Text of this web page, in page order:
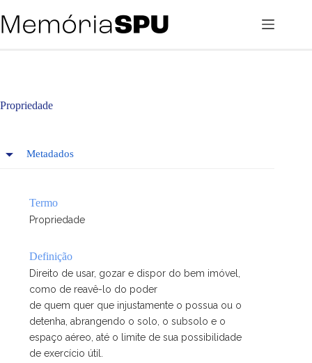
para
o
Propriedade
Metadados
Termo
Propriedade
Definição
Direito de usar, gozar e dispor do bem imóvel,
como de reavê-lo do poder
de quem quer que injustamente o possua ou o
detenha, abrangendo o solo, o subsolo e o
espaço aéreo, até o limite de sua possibilidade
de exercício útil.